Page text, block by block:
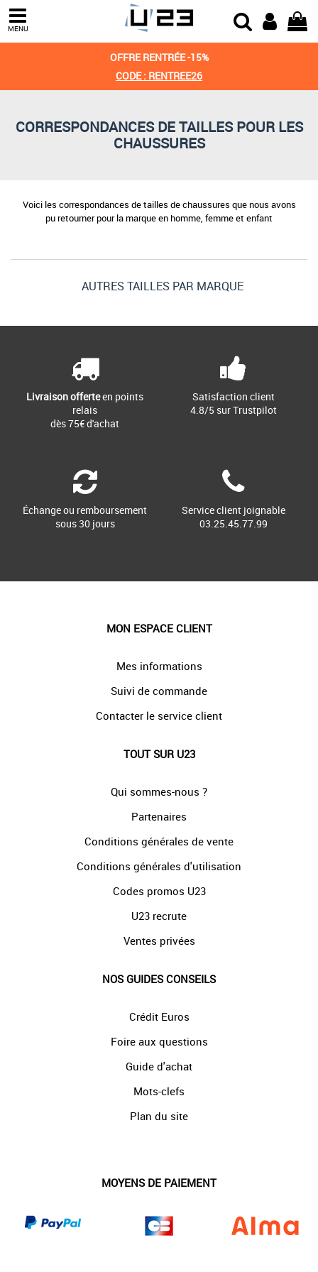
MENU
OFFRE RENTRÉE -15%
CODE : RENTREE26
CORRESPONDANCES DE TAILLES POUR LES
CHAUSSURES
AUTRES TAILLES PAR MARQUE
Voici les correspondances de tailles de chaussures que nous avons
pu retourner pour la marque en homme, femme et enfant
Livraison offerteen points
relais
dès 75€ d'achat
Satisfaction client
4.8/5 sur Trustpilot
Échange ou remboursement
sous 30 jours
Service client joignable
03.25.45.77.99
MON ESPACE CLIENT
Mes informations
Suivi de commande
Contacter le service client
TOUT SUR U23
Qui sommes-nous ?
Partenaires
Conditions générales de vente
Conditions générales d'utilisation
Codes promos U23
U23 recrute
Ventes privées
NOS GUIDES CONSEILS
Crédit Euros
Foire aux questions
Guide d'achat
Mots-clefs
Plan du site
MOYENS DE PAIEMENT